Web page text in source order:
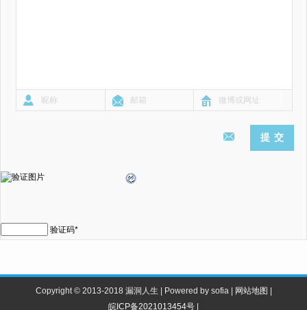
验证码*
Copyright © 2013-2018 漏洞人生 | Powered by sofia | 网站地图 |
皖ICP备2021013454号 |